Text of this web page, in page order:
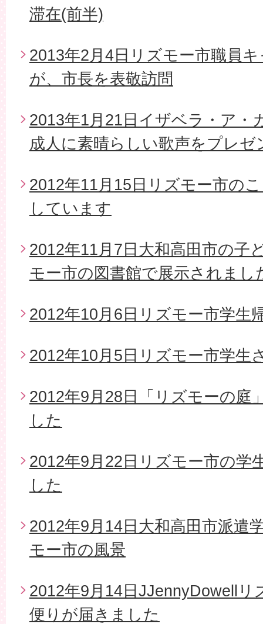
滞在(前半)
2013年2月4日リズモー市職員
が、市長を表敬訪問
2013年1月21日イザベラ・ア・
成人に素晴らしい歌声をプレ
2012年11月15日リズモー市の
しています
2012年11月7日大和高田市の子
モー市の図書館で展示されまし
2012年10月6日リズモー市学生
2012年10月5日リズモー市学生
2012年9月28日「リズモーの庭
した
2012年9月22日リズモー市の学
した
2012年9月14日大和高田市派遣
モー市の風景
2012年9月14日JJennyDowellリ
便りが届きました